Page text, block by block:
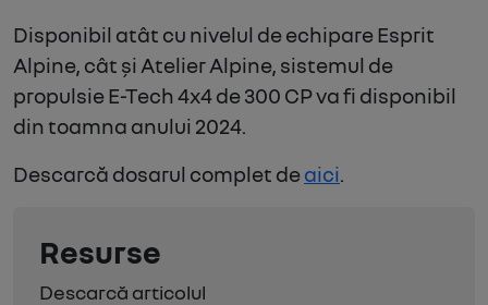
Disponibil atât cu nivelul de echipare Esprit
Alpine, cât și Atelier Alpine, sistemul de
propulsie E-Tech 4x4 de 300 CP va fi disponibil
din toamna anului 2024.
Descarcă dosarul complet deaici.
Resurse
Descarcă articolul